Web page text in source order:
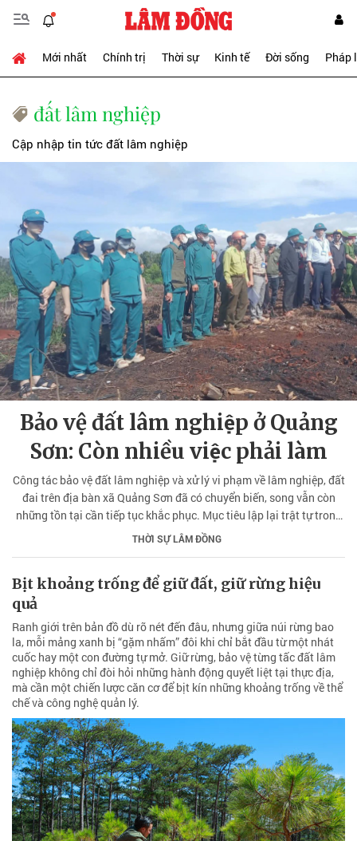
Mới nhất Chính trị Thời sự Kinh tế Đời sống Pháp
đất lâm nghiệp
Cập nhập tin tức đất lâm nghiệp
Bảo vệ đất lâm nghiệp ở Quảng
Sơn: Còn nhiều việc phải làm
Công tác bảo vệ đất lâm nghiệp và xử lý vi phạm về lâm nghiệp, đất
đai trên địa bàn xã Quảng Sơn đã có chuyển biến, song vẫn còn
những tồn tại cần tiếp tục khắc phục. Mục tiêu lập lại trật tự trong
lĩnh vực này vẫn đòi hỏi nhiều giải pháp đồng bộ và quyết liệt.
THỜI SỰ LÂM ĐỒNG
Bịt khoảng trống để giữ đất, giữ rừng hiệu
quả
Ranh giới trên bản đồ dù rõ nét đến đâu, nhưng giữa núi rừng bao
la, mỗi mảng xanh bị “gặm nhấm” đôi khi chỉ bắt đầu từ một nhát
cuốc hay một con đường tự mở. Giữ rừng, bảo vệ từng tấc đất lâm
nghiệp không chỉ đòi hỏi những hành động quyết liệt tại thực địa,
mà cần một chiến lược căn cơ để bịt kín những khoảng trống về thể
chế và công nghệ quản lý.